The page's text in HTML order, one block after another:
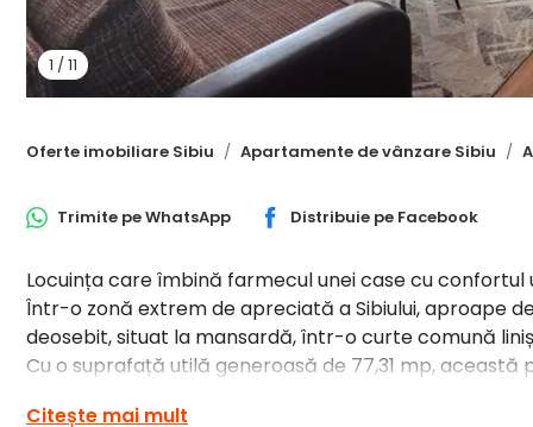
1 /11
Oferte imobiliare Sibiu Apartamente de vânzare Sibiu
Trimite peWhatsApp Distribuie pe Facebook
Locuința care îmbină farmecul unei case cu
Într-o zonă extrem de apreciată a Sibiului, aproape
deosebit, situat la mansardă, într-o curte comună
Cu o suprafață utilă generoasă de 77,31 mp,
Citește mai mult